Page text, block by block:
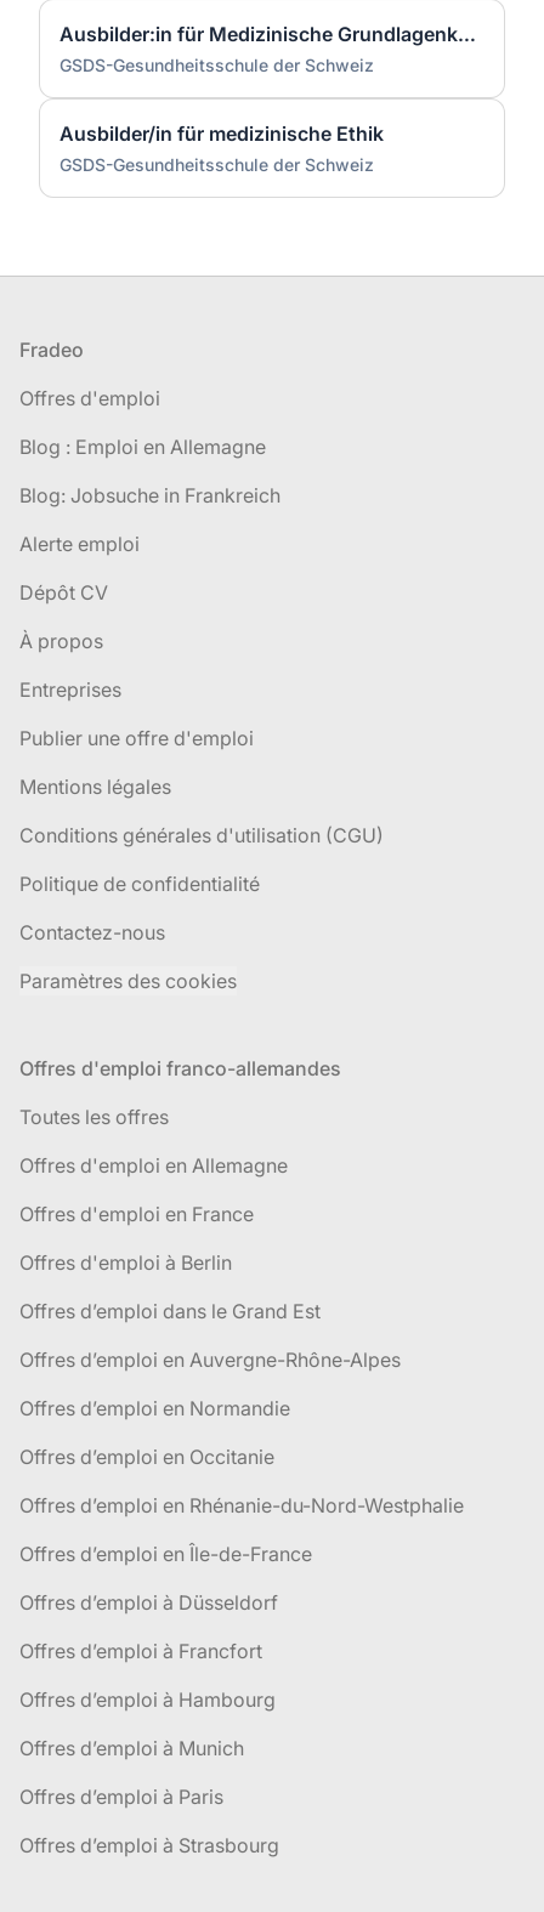
Ausbilder:in für Medizinische Grundlagenkurse
GSDS-Gesundheitsschule der Schweiz
Ausbilder/in für medizinische Ethik
GSDS-Gesundheitsschule der Schweiz
Pied de page
Fradeo
Offres d'emploi
Blog : Emploi en Allemagne
Blog: Jobsuche in Frankreich
Alerte emploi
Dépôt CV
À propos
Entreprises
Publier une offre d'emploi
Mentions légales
Conditions générales d'utilisation (CGU)
Politique de confidentialité
Contactez-nous
Paramètres des cookies
Offres d'emploi franco-allemandes
Toutes les offres
Offres d'emploi en Allemagne
Offres d'emploi en France
Offres d'emploi à Berlin
Offres d’emploi dans le Grand Est
Offres d’emploi en Auvergne-Rhône-Alpes
Offres d’emploi en Normandie
Offres d’emploi en Occitanie
Offres d’emploi en Rhénanie-du-Nord-Westphalie
Offres d’emploi en Île-de-France
Offres d’emploi à Düsseldorf
Offres d’emploi à Francfort
Offres d’emploi à Hambourg
Offres d’emploi à Munich
Offres d’emploi à Paris
Offres d’emploi à Strasbourg